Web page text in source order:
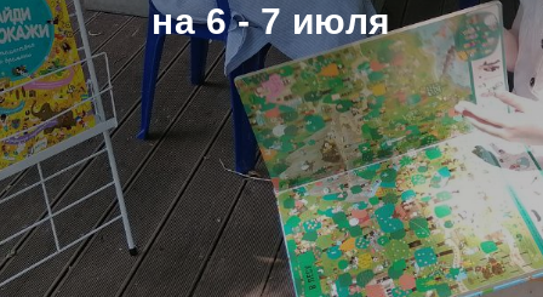
на 6 - 7 июля